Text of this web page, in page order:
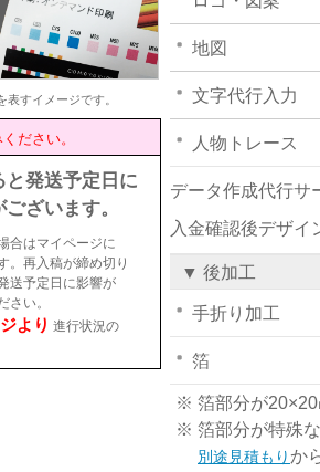
すイメージです。
ださい。
と発送予定日に
ざいます。
合はマイページに
。再入稿が締め切り
送予定日に影響が
さい。
より 進行状況の
地図
文字代行入力
人物トレース
データ作成代行サ
入金確認後デザイ
▼ 後加工
手折り加工
箔
※ 箔部分が20×20
※ 箔部分が特殊
別途見積もりか